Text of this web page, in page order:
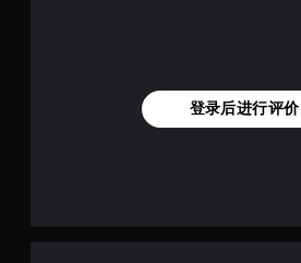
登录后进行评价